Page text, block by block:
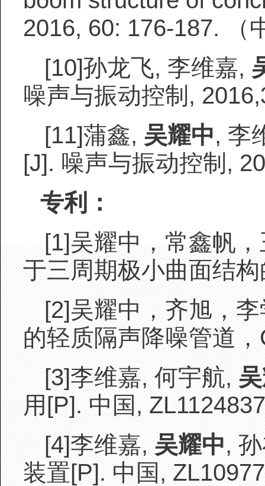
2016, 60: 176-187. （
[10]孙龙飞, 李维嘉,
噪声与振动控制,
[11]蒲鑫, 吴耀中, 李
[J]. 噪声与振动控制,
专利：
[1]吴耀中，常鑫帆
于三周期极小曲面结
[2]吴耀中，齐旭，
的轻质隔声降噪管道，
[3]李维嘉, 何宇航,
用[P]. 中国,
[4]李维嘉, 吴耀中,
装置[P]. 中国,